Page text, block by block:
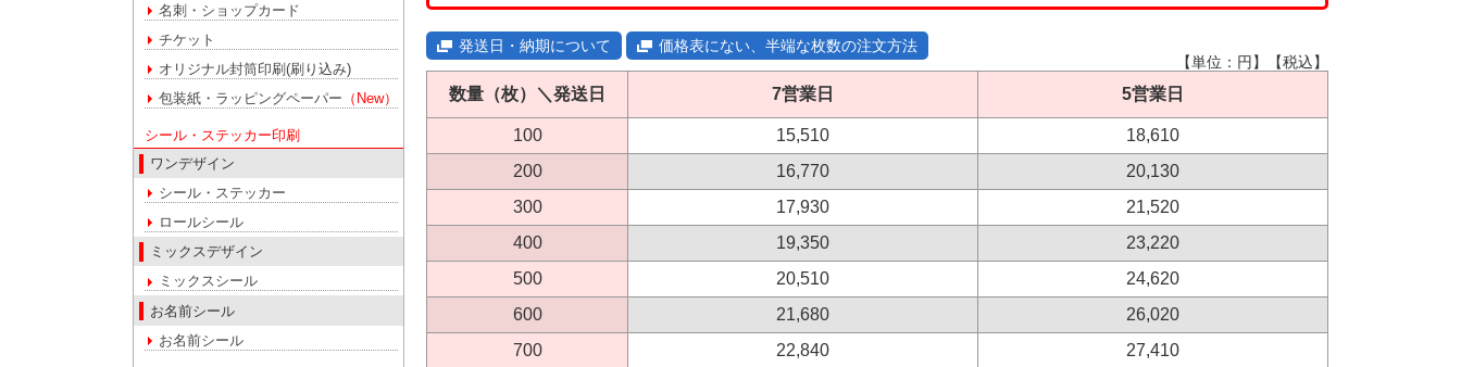
名刺・ショップカード
チケット
オリジナル封筒印刷(刷り込み)
包装紙・ラッピングペーパー （New）
シール・ステッカー印刷
ワンデザイン
シール・ステッカー
ロールシール
ミックスデザイン
ミックスシール
お名前シール
お名前シール
発送日・納期について
価格表にない、半端な枚数の注文方法
【単位：円】【税込】
数量（枚）＼発送日 7営業日 5営業日
100 15,510
18,610
200
16,770
20,130
300
17,930
21,520
400
19,350
23,220
500
20,510
24,620
600
21,680
26,020
700
22,840
27,410